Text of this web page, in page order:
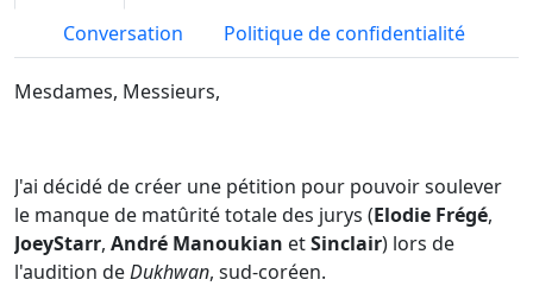
Conversation Politique de confidentialité
Mesdames, Messieurs,
J'ai décidé de créer une pétition pour pouvoir soulever
le manque de matûrité totale des jurys (Elodie Frégé,
JoeyStarr, André Manoukian etSinclair) lors de
l'audition deDukhwan, sud-coréen.